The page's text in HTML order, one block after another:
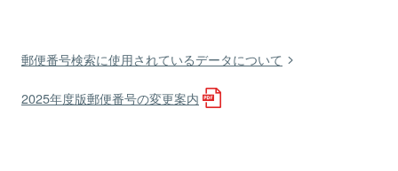
郵便番号検索に使用されているデータについて
2025年度版郵便番号の変更案内